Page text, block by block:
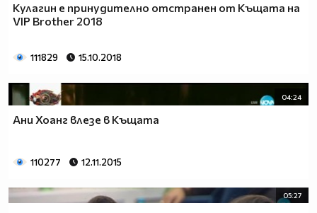
Кулагин е принудително отстранен от Къщата на
VIP Brother 2018
111829 15.10.2018
04:24
Ани Хоанг влезе в Къщата
110277 12.11.2015
05:27